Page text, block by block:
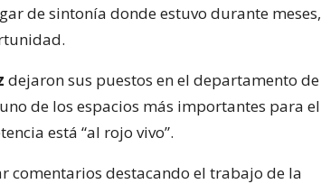
de sintonía donde estuvo durante meses,
dejaron sus puestos en el departamento de
de los espacios más importantes para el
está “al rojo vivo”.
comentarios destacando el trabajo de la